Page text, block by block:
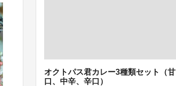
オクトパス君カレー3種類セット（甘
口、中辛、辛口）